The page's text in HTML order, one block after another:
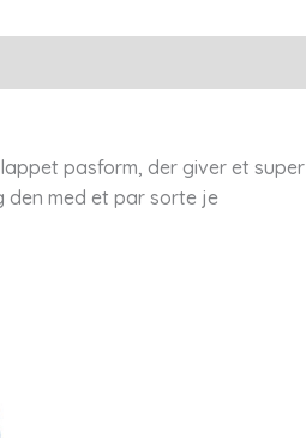
pasform, der giver et super
med et par sorte je